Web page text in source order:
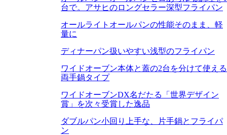
台で。アサヒのロングセラー深型フライパン
オールライト オールパンの性能そのまま、軽
量に
ディナーパン扱いやすい浅型のフライパン
ワイドオーブン本体と蓋の2台を分けて使える
両手鍋タイプ
ワイドオーブンDX名だたる「世界デザイン
賞」を次々受賞した逸品
ダブルパン小回り上手な、片手鍋とフライパ
ン